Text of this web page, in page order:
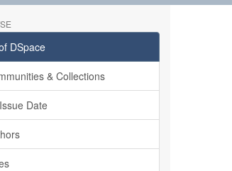
DSpace
& Collections
Date